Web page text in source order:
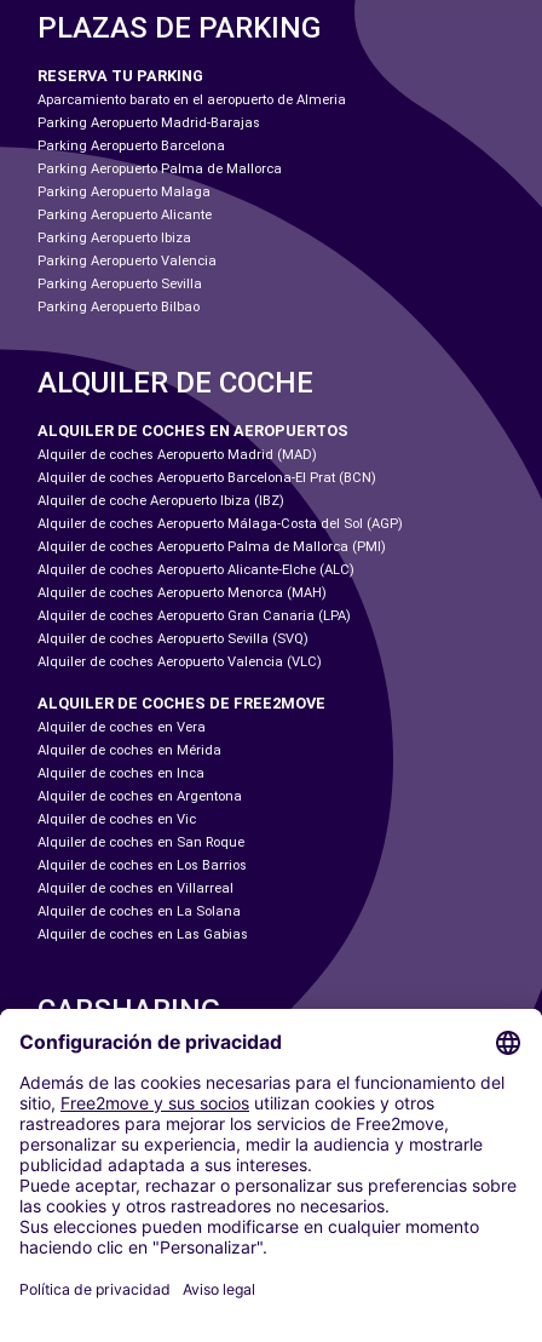
PLAZAS DE PARKING
RESERVA TU PARKING
Aparcamiento barato en el aeropuerto de Almeria
Parking Aeropuerto Madrid-Barajas
Parking Aeropuerto Barcelona
Parking Aeropuerto Palma de Mallorca
Parking Aeropuerto Malaga
Parking Aeropuerto Alicante
Parking Aeropuerto Ibiza
Parking Aeropuerto Valencia
Parking Aeropuerto Sevilla
Parking Aeropuerto Bilbao
ALQUILER DE COCHE
ALQUILER DE COCHES EN AEROPUERTOS
Alquiler de coches Aeropuerto Madrid (MAD)
Alquiler de coches Aeropuerto Barcelona-El Prat (BCN)
Alquiler de coche Aeropuerto Ibiza (IBZ)
Alquiler de coches Aeropuerto Málaga-Costa del Sol (AGP)
Alquiler de coches Aeropuerto Palma de Mallorca (PMI)
Alquiler de coches Aeropuerto Alicante-Elche (ALC)
Alquiler de coches Aeropuerto Menorca (MAH)
Alquiler de coches Aeropuerto Gran Canaria (LPA)
Alquiler de coches Aeropuerto Sevilla (SVQ)
Alquiler de coches Aeropuerto Valencia (VLC)
ALQUILER DE COCHES DE FREE2MOVE
Alquiler de coches en Vera
Alquiler de coches en Mérida
Alquiler de coches en Inca
Alquiler de coches en Argentona
Alquiler de coches en Vic
Alquiler de coches en San Roque
Alquiler de coches en Los Barrios
Alquiler de coches en Villarreal
Alquiler de coches en La Solana
Alquiler de coches en Las Gabias
CARSHARING
NUESTRAS CIUDADES
Paris
Madrid
Washington DC
Milán
Roma
Turín
Viena
Berlín
Düsseldorf